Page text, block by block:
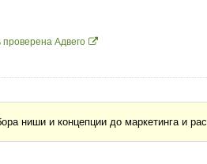
проверена Адвего
ниши и концепции до маркетинга и